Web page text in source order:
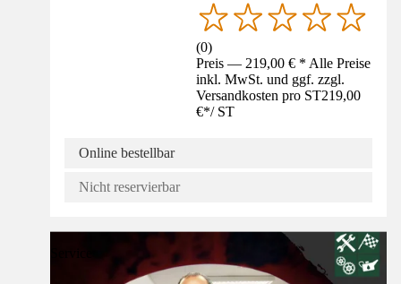
(0)
Preis — 219,00 € * Alle Preise
inkl. MwSt. und ggf. zzgl.
Versandkosten pro ST219,00
€*/ ST
Online bestellbar
Nicht reservierbar